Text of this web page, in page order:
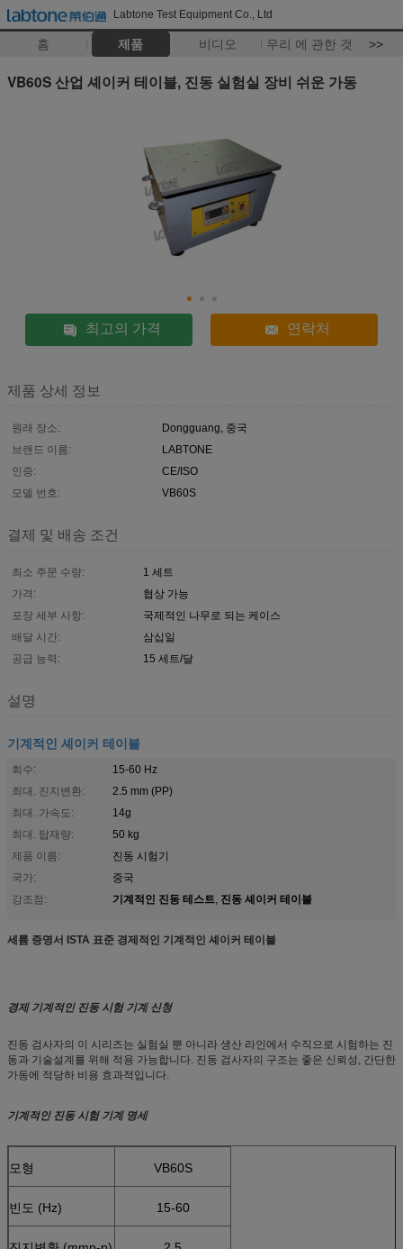
Labtone Test Equipment Co., Ltd
홈 제품 비디오 우리 에 관한 것 >>
VB60S 산업 셰이커 테이블, 진동 실험실 장비 쉬운 가동
최고의 가격 연락처
제품 상세 정보
원래 장소:
Dongguang, 중국
브랜드 이름:
LABTONE
인증:
CE/ISO
모델 번호:
VB60S
결제 및 배송 조건
최소 주문 수량:
1 세트
가격:
협상 가능
포장 세부 사항:
국제적인 나무로 되는 케이스
배달 시간:
삼십일
공급 능력:
15 세트/달
설명
기계적인 셰이커 테이블
회수:
15-60 Hz
최대. 진지변환:
2.5 mm (PP)
최대. 가속도:
14g
최대. 탑재량:
50 kg
제품 이름:
진동 시험기
국가:
중국
강조점:
기계적인 진동 테스트, 진동 셰이커 테이블
세륨 증명서 ISTA 표준 경제적인 기계적인 셰이커 테이블
경제 기계적인 진동 시험 기계 신청
진동 검사자의 이 시리즈는 실험실 뿐 아니라 생산 라인에서 수직으로 시험하는 진
동과 기술설계를 위해 적용 가능합니다. 진동 검사자의 구조는 좋은 신뢰성, 간단한
가동에 적당하 비용 효과적입니다.
기계적인 진동 시험 기계 명세
모형 VB60S
빈도 (Hz) 15-60